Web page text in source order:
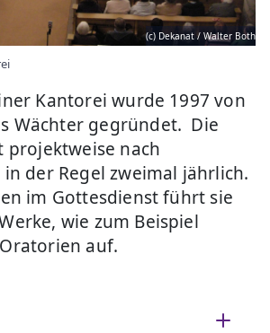
(c) Dekanat / Walter Both
Kantorei wurde 1997 von
Wächter gegründet. Die
projektweise nach
der Regel zweimal jährlich.
im Gottesdienst führt sie
wie zum Beispiel
auf.